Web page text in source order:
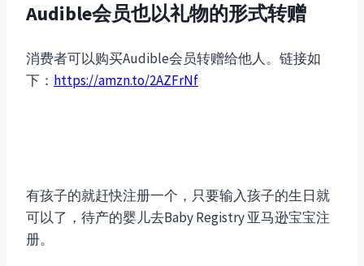
Audible会员也以礼物的形式转赠
消费者可以购买Audible会员转赠给他人。链接如
下： https://amzn.to/2AZFrNf
有孩子的就赶快注册一个，只要输入孩子的生日就
可以了，待产的婴儿去Baby Registry 亚马逊宝宝注
册。